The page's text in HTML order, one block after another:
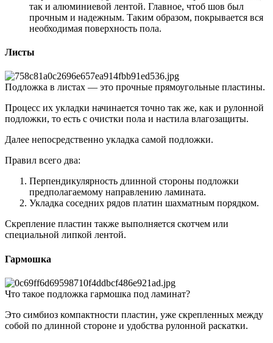
так и алюминиевой лентой. Главное, чтоб шов был
прочным и надежным. Таким образом, покрывается вся
необходимая поверхность пола.
Листы
Подложка в листах — это прочные прямоугольные пластины.
Процесс их укладки начинается точно так же, как и рулонной
подложки, то есть с очистки пола и настила влагозащиты.
Далее непосредственно укладка самой подложки.
Правил всего два:
Перпендикулярность длинной стороны подложки
предполагаемому направлению ламината.
Укладка соседних рядов платин шахматным порядком.
Скрепление пластин также выполняется скотчем или
специальной липкой лентой.
Гармошка
Что такое подложка гармошка под ламинат?
Это симбиоз компактности пластин, уже скрепленных между
собой по длинной стороне и удобства рулонной раскатки.